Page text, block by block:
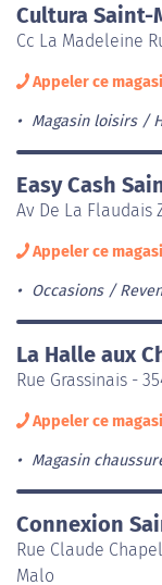
Cultura Saint-
Cc La Madeleine
Appeler ce
Magasin loisirs
Easy Cash
Av De La Flaudais
Appeler ce
Occasions /
La Halle aux
Rue Grassinais -
Appeler ce
Magasin
Connexion
Rue Claude
Malo